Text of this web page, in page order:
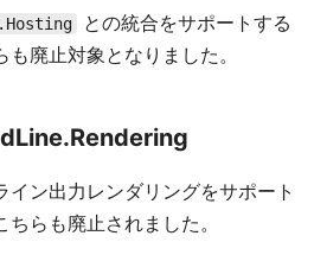
との統合をサポートする
廃止対象となりました。
ン出力レンダリングをサポート
らも廃止されました。